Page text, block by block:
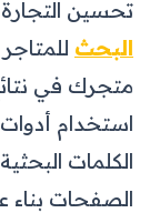
تحسين التجارة
البحث
متجرك في
الكلمات
الصفحات بناء